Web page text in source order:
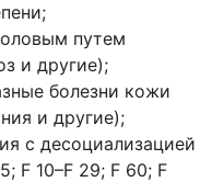
путем
и другие);
болезни кожи
и другие);
с десоциализацией
F 10–F 29; F 60; F